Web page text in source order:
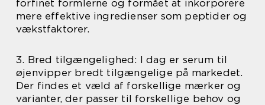
forfinet formlerne og formået at inkorporere
mere effektive ingredienser som peptider og
vækstfaktorer.
3. Bred tilgængelighed: I dag er serum til
øjenvipper bredt tilgængelige på markedet.
Der findes et væld af forskellige mærker og
varianter, der passer til forskellige behov og